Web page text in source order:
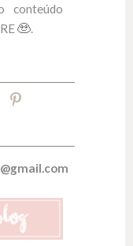
conteúdo
.